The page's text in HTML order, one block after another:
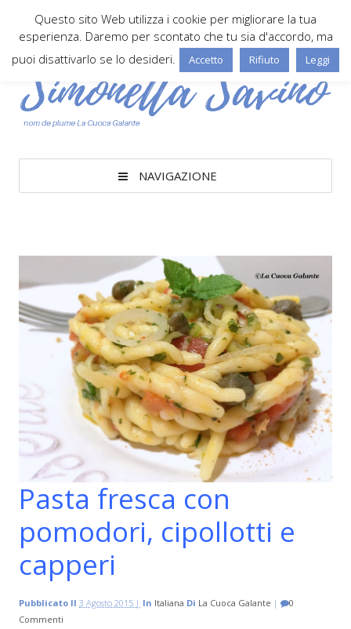
NAVIGAZIONE
Pasta fresca con
pomodori, cipollotti e
capperi
Pubblicato Il 3 Agosto 2015 | In Italiana Di La Cuoca Galante |
0
Commenti
Questo sito Web utilizza i cookie per migliorare la tua
esperienza. Daremo per scontato che tu sia d'accordo, ma
puoi disattivarlo se lo desideri.
Accetto Rifiuto Leggi